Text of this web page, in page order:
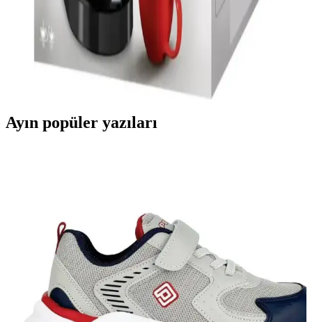
Melitta Easy Top: Elektronik Ev Aletleri ve Kahve
Çay Demleme Teknolojileri Üzerine Değerlendirme
Melitta Easy Top, kahve ve çay demleme makineleri alanında yer
alan bir ürün olup, teknik detaylar ve performans hakkında bilgi
sınırlıdır. Daha fazla araştırma gerektirir.
Ayın popüler yazıları